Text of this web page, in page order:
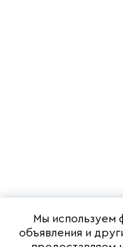
Мы используем
объявления и